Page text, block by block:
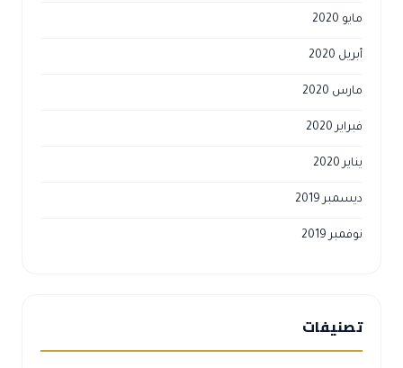
مايو 2020
أبريل 2020
مارس 2020
فبراير 2020
يناير 2020
ديسمبر 2019
نوفمبر 2019
تصنيفات